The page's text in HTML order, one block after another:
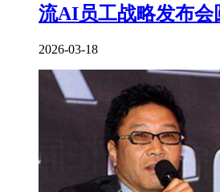
流AI员工战略发布会
2026-03-18